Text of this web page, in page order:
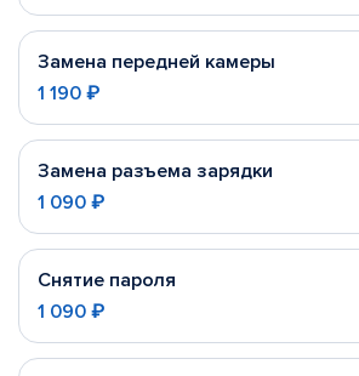
Замена передней камеры
1 190 ₽
Замена разъема зарядки
1 090 ₽
Снятие пароля
1 090 ₽